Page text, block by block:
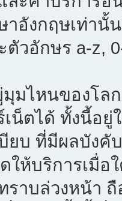
าอังกฤษเท่านั้
วอักษร a-z,
มไหนของโล
เน็ตได้ ทั้งนี้อ
ยบ ที่มีผลบังคั
ให้บริการเมื่
าบล่วงหน้า